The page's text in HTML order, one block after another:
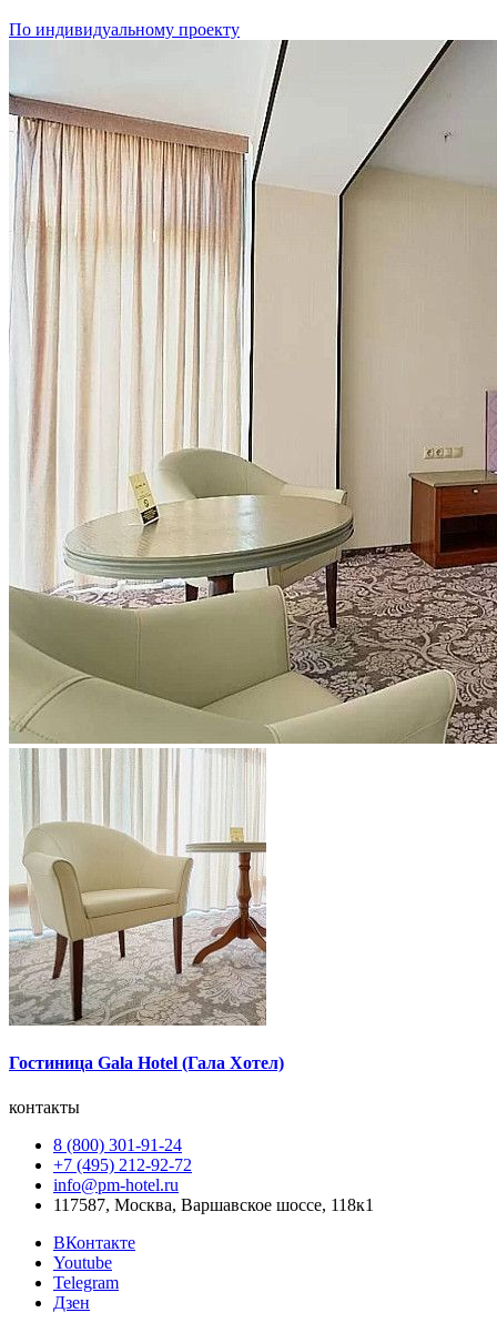
По индивидуальному проекту
Гостиница Gala Hotel (Гала Хотел)
контакты
8 (800) 301‑91‑24
+7 (495) 212‑92‑72
info@pm-hotel.ru
117587, Москва, Варшавское шоссе, 118к1
ВКонтакте
Youtube
Telegram
Дзен